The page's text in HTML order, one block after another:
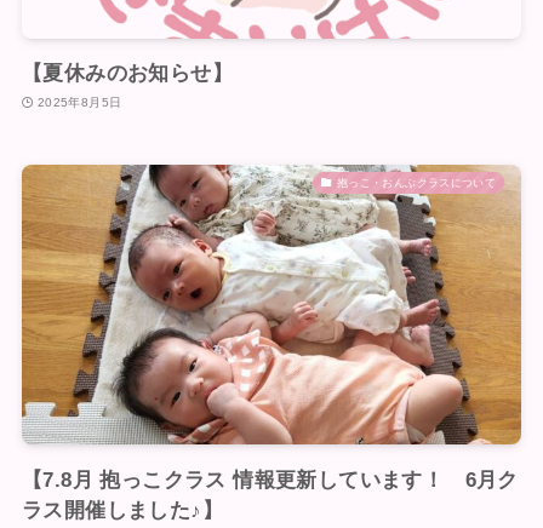
【夏休みのお知らせ】
2025年8月5日
抱っこ・おんぶクラスについて
【7.8月 抱っこクラス 情報更新しています！ 6月ク
ラス開催しました♪】